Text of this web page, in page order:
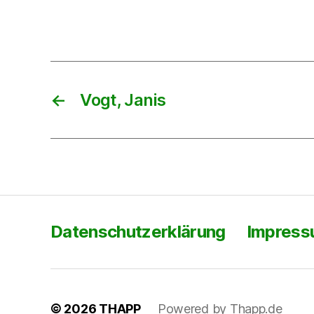
← Vogt, Janis
Datenschutzerklärung
© 2026 THAPP Powered by Thapp.de